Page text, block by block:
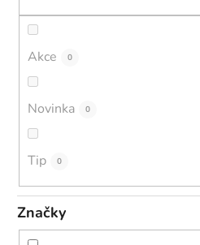
Akce 0
Novinka 0
Tip 0
Značky